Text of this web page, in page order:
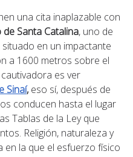
una cita inaplazable con
de Santa Catalina, uno de
en un impactante
a 1600 metros sobre el
es ver
Sinaí, eso sí, después de
conducen hasta el lugar
Tablas de la Ley que
Religión, naturaleza y
en la que el esfuerzo físico